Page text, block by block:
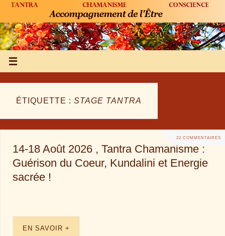
ÉTIQUETTE : STAGE TANTRA
22 COMMENTAIRES
14-18 Août 2026 , Tantra Chamanisme :
Guérison du Coeur, Kundalini et Energie
sacrée !
EN SAVOIR +